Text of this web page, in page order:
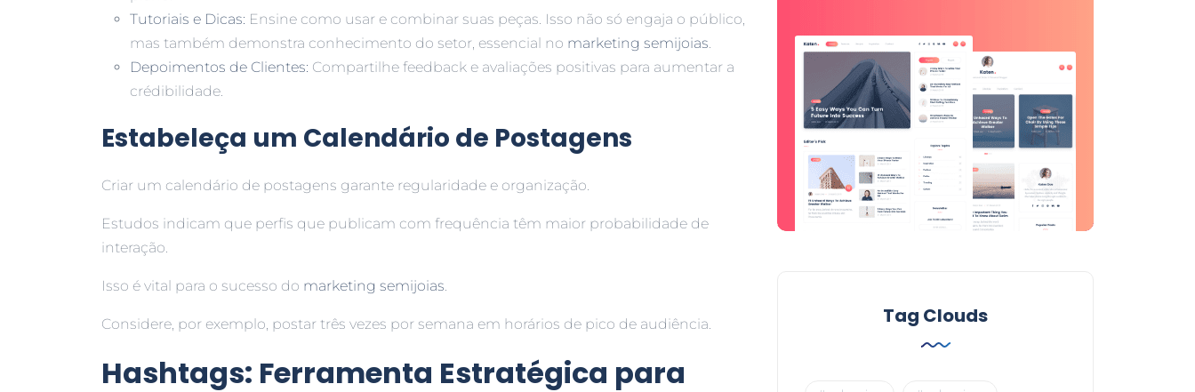
Tutoriais e Dicas: Ensine como usar e combinar suas peças. Isso não só engaja o público,
mas também demonstra conhecimento do setor, essencial no marketing semijoias.
Depoimentos de Clientes: Compartilhe feedback e avaliações positivas para aumentar a
crédibilidade.
Estabeleça um Calendário de Postagens
Criar um calendário de postagens garante regularidade e organização.
Estudos indicam que perfis que publicam com frequência têm maior probabilidade de
interação.
Isso é vital para o sucesso do marketing semijoias.
Considere, por exemplo, postar três vezes por semana em horários de pico de audiência.
Hashtags: Ferramenta Estratégica para
Tag Clouds